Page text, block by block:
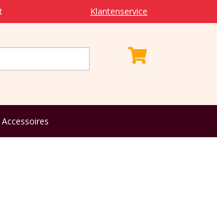
Klantenservice
Accessoires